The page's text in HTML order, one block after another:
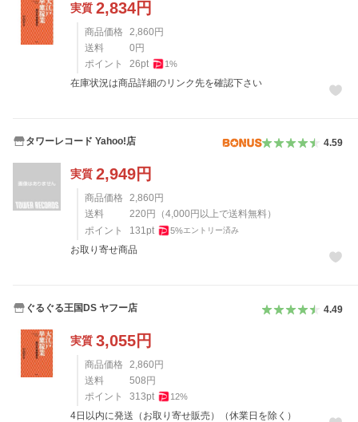
実質 2,834円
商品価格 2,860 円
送料
0 円
ポイント
26pt 1%
在庫状況は商品詳細のリンク先を確認下さい
タワーレコード Yahoo!店 4.59
実質 2,949円
商品価格 2,860 円
送料
220 円 （4,000 円以上で送料無料）
ポイント
131pt 5%エントリー済み
お取り寄せ商品
ぐるぐる王国DS ヤフー店 4.49
実質 3,055円
商品価格 2,860 円
送料
508 円
ポイント
313pt 12%
4日以内に発送（お取り寄せ販売）（休業日を除く）